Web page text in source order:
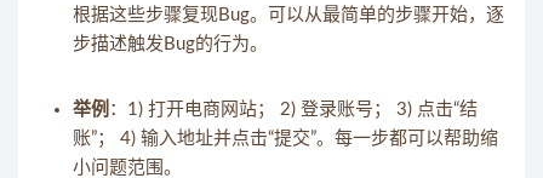
根据这些步骤复现Bug。可以从最简单的步骤开始，逐
步描述触发Bug的行为。
举例 ：1) 打开电商网站； 2) 登录账号； 3) 点击“结
账”； 4) 输入地址并点击“提交”。每一步都可以帮助缩
小问题范围。